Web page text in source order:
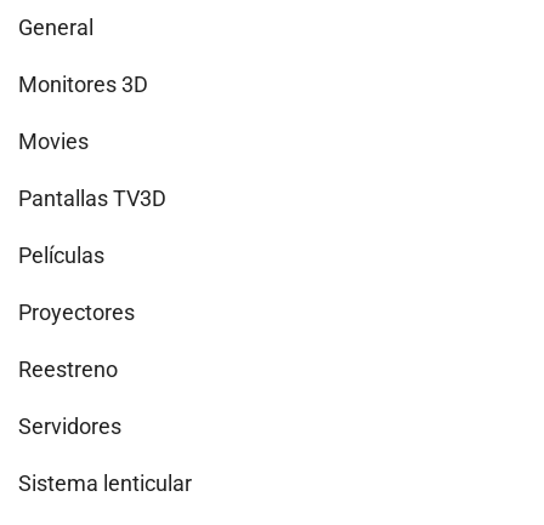
General
Monitores 3D
Movies
Pantallas TV3D
Películas
Proyectores
Reestreno
Servidores
Sistema lenticular